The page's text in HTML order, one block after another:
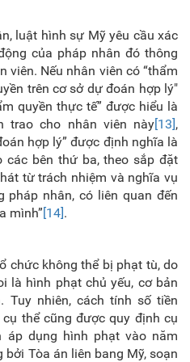
luật hình sự Mỹ yêu cầu xác
của pháp nhân đó thông
viên. Nếu nhân viên có “thẩm
trên cơ sở dự đoán hợp lý"
quyền thực tế” được hiểu là
trao cho nhân viên này[13],
hợp lý” được định nghĩa là
các bên thứ ba, theo sắp đặt
từ trách nhiệm và nghĩa vụ
pháp nhân, có liên quan đến
mình”[14].
chức không thể bị phạt tù, do
là hình phạt chủ yếu, cơ bản
Tuy nhiên, cách tính số tiền
thể cũng được quy định cụ
áp dụng hình phạt vào năm
Tòa án liên bang Mỹ, soạn